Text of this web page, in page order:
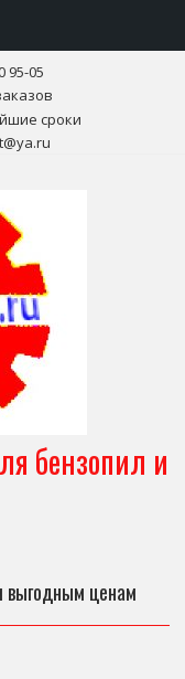
95-05
сроки
бензопил и
выгодным ценам